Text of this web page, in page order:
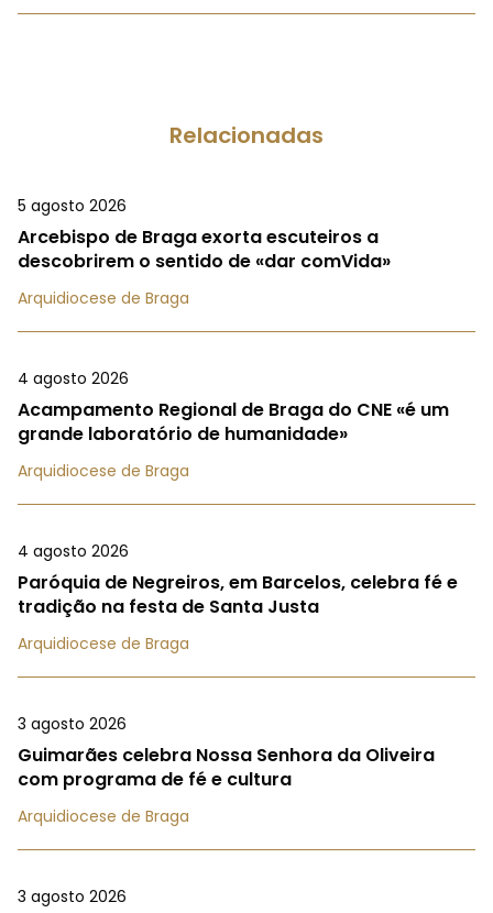
Relacionadas
5 agosto 2026
Arcebispo de Braga exorta escuteiros a
descobrirem o sentido de «dar comVida»
Arquidiocese de Braga
4 agosto 2026
Acampamento Regional de Braga do CNE «é um
grande laboratório de humanidade»
Arquidiocese de Braga
4 agosto 2026
Paróquia de Negreiros, em Barcelos, celebra fé e
tradição na festa de Santa Justa
Arquidiocese de Braga
3 agosto 2026
Guimarães celebra Nossa Senhora da Oliveira
com programa de fé e cultura
Arquidiocese de Braga
3 agosto 2026